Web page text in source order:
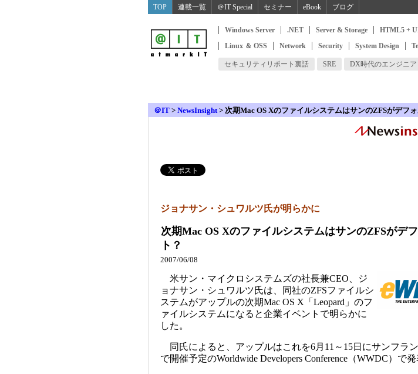
TOP 連載一覧 ＠IT Special セミナー eBook ブログ
Windows Server .NET Server & Storage HTML5 +
Linux ＆ OSS
Network Security System Design
セキュリティリポート裏話 SRE DX時代のエンジニア
＠IT > NewsInsight> 次期Mac OS XのファイルシステムはサンのZFSがデフォ
ジョナサン・シュワルツ氏が明らかに
次期Mac OS XのファイルシステムはサンのZFSがデ
ト？
2007/06/08
米サン・マイクロシステムズの社長兼CEO、ジ
ョナサン・シュワルツ氏は、同社のZFSファイルシ
ステムがアップルの次期Mac OS X「Leopard」のフ
ァイルシステムになると企業イベントで明らかに
した。
同氏によると、アップルはこれを6月11～15日にサンフラ
で開催予定のWorldwide Developers Conference（WWDC）で発